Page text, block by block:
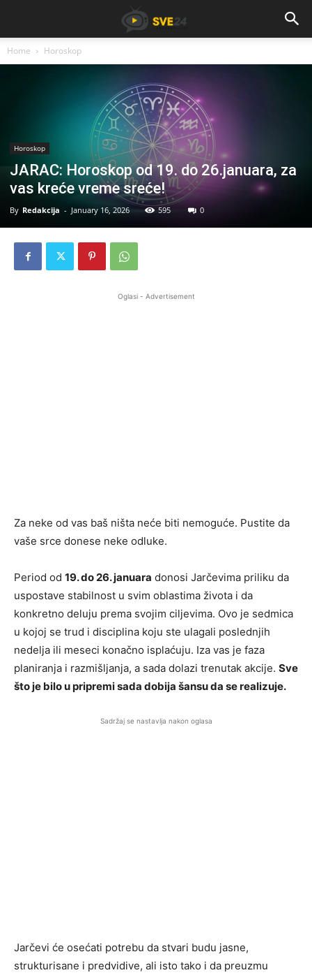
Home Horoskop
Horoskop
JARAC: Horoskop od 19. do 26.januara, za
vas kreće vreme sreće!
By Redakcija - January 16, 2026 595 0
Oglasi - Advertisement
Za neke od vas baš ništa neće biti nemoguće. Pustite da
vaše srce donese neke odluke.
Period od 19. do 26. januara donosi Jarčevima priliku da
uspostave stabilnost u svim oblastima života i da
konkretno deluju prema svojim ciljevima. Ovo je sedmica
u kojoj se trud i disciplina koju ste ulagali poslednjih
nedelja ili meseci konačno isplaćuju. Iza vas je faza
planiranja i razmišljanja, a sada dolazi trenutak akcije. Sve
što je bilo u pripremi sada dobija šansu da se realizuje.
Sadržaj se nastavlja nakon oglasa
Jarčevi će osećati potrebu da stvari budu jasne,
strukturisane i predvidive, ali isto tako i da preuzmu